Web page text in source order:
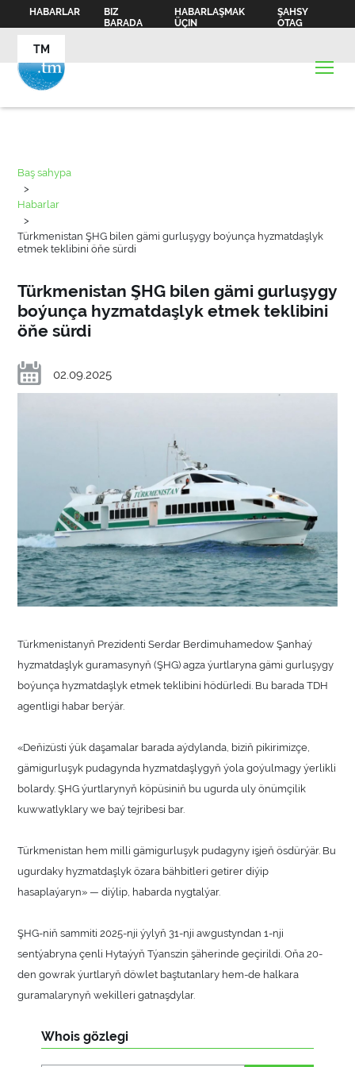
HABARLAR
BIZ
BARADA
HABARLAŞMAK
ÜÇIN
ŞAHSY
OTAG
TM
Baş sahypa
>
Habarlar
>
Türkmenistan ŞHG bilen gämi gurluşygy boýunça hyzmatdaşlyk
etmek teklibini öňe sürdi
Türkmenistan ŞHG bilen gämi gurluşygy
boýunça hyzmatdaşlyk etmek teklibini
öňe sürdi
02.09.2025
Türkmenistanyň Prezidenti Serdar Berdimuhamedow Şanhaý
hyzmatdaşlyk guramasynyň (ŞHG) agza ýurtlaryna gämi gurluşygy
boýunça hyzmatdaşlyk etmek teklibini hödürledi. Bu barada TDH
agentligi habar berýär.
«Deňizüsti ýük daşamalar barada aýdylanda, biziň pikirimizçe,
gämigurluşyk pudagynda hyzmatdaşlygyň ýola goýulmagy ýerlikli
bolardy. ŞHG ýurtlarynyň köpüsiniň bu ugurda uly önümçilik
kuwwatlyklary we baý tejribesi bar.
Türkmenistan hem milli gämigurluşyk pudagyny işjeň ösdürýär. Bu
ugurdaky hyzmatdaşlyk özara bähbitleri getirer diýip
hasaplaýaryn» — diýlip, habarda nygtalýar.
ŞHG-niň sammiti 2025-nji ýylyň 31-nji awgustyndan 1-nji
sentýabryna çenli Hytaýyň Týanszin şäherinde geçirildi. Oňa 20-
den gowrak ýurtlaryň döwlet baştutanlary hem-de halkara
guramalarynyň wekilleri gatnaşdylar.
Whois gözlegi